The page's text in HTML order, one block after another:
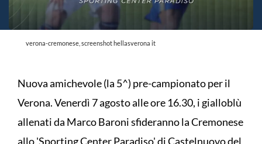
verona-cremonese, screenshot hellasverona it
Nuova amichevole (la 5^) pre-campionato per il
Verona. Venerdì 7 agosto alle ore 16.30, i gialloblù
allenati da Marco Baroni sfideranno la Cremonese
allo 'Sporting Center Paradiso' di Castelnuovo del